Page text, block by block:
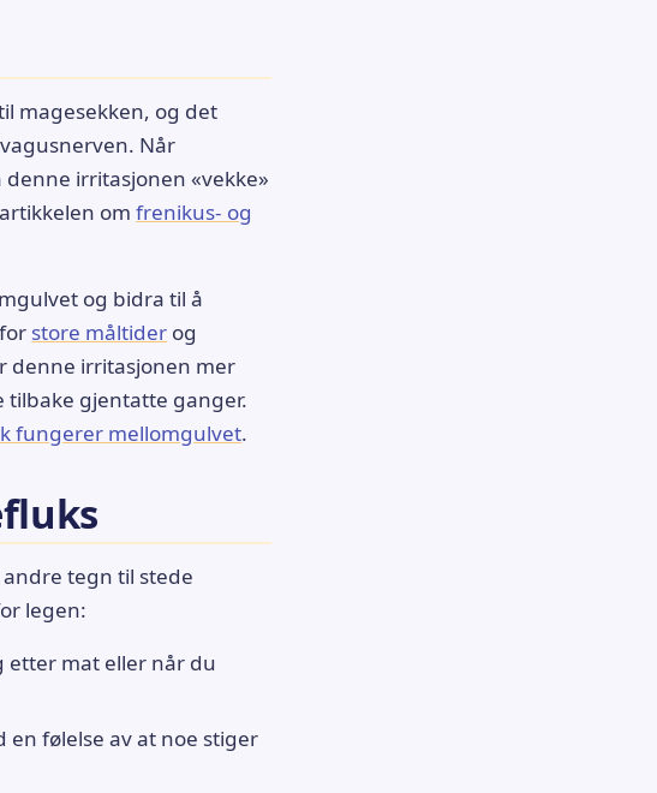
magesekken, og det
Når
irritasjonen «vekke»
omfrenikus- og
og bidra til å
store måltider og
denne irritasjonen mer
gjentatte ganger.
fungerer mellomgulvet.
tegn til stede
legen:
mat eller når du
en følelse av at noe stiger